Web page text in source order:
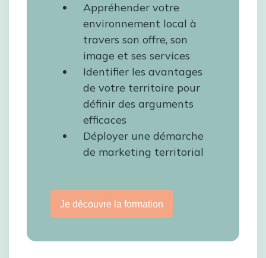
Appréhender votre
environnement local à
travers son offre, son
image et ses services
Identifier les avantages
de votre territoire pour
définir des arguments
efficaces
Déployer une démarche
de marketing territorial
Je découvre la formation